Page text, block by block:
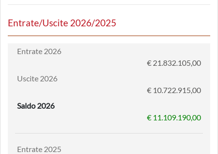
Entrate/Uscite 2026/2025
Entrate 2026
€ 21.832.105,00
Uscite 2026
€ 10.722.915,00
Saldo 2026
€ 11.109.190,00
Entrate 2025